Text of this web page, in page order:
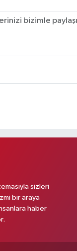
sizleri
bir araya
haber